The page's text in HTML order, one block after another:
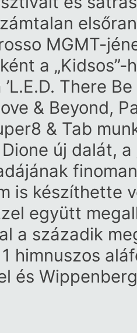
MGMT-
a
There
& Beyond,
& Tab
új dalát,
is készíthette
együtt
a századik
himnuszos
és